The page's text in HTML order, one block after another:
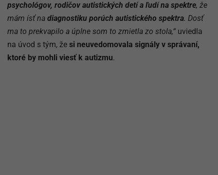
psychológov, rodičov autistických detí a ľudí na spektre, že
mám ísť na diagnostiku porúch autistického spektra. Dosť
ma to prekvapilo a úplne som to zmietla zo stola,“ uviedla
na úvod s tým, že si neuvedomovala signály v správaní,
ktoré by mohli viesť k autizmu.